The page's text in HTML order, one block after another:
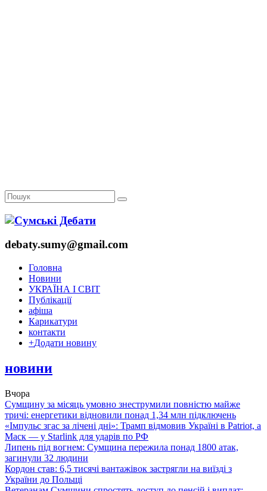
debaty.sumy@gmail.com
Головна
Новини
УКРАЇНА І СВІТ
Публікації
афіша
Карикатури
контакти
+Додати новину
новини
Вчора
Сумщину за місяць умовно знеструмили повністю майже
тричі: енергетики відновили понад 1,34 млн підключень
«Імпульс згас за лічені дні»: Трамп відмовив Україні в Patriot, а
Маск — у Starlink для ударів по РФ
Липень під вогнем: Сумщина пережила понад 1800 атак,
загинули 32 людини
Кордон став: 6,5 тисячі вантажівок застрягли на виїзді з
України до Польщі